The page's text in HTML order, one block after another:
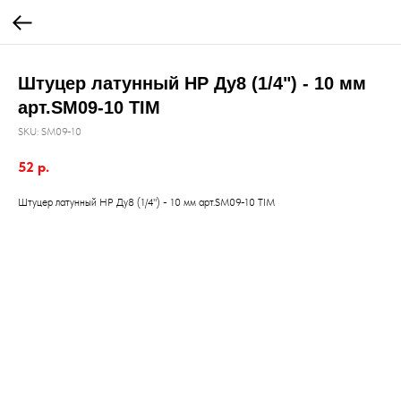
Штуцер латунный НР Ду8 (1/4") - 10 мм
арт.SM09-10 TIM
SKU: SM09-10
52 р.
Штуцер латунный НР Ду8 (1/4") - 10 мм арт.SM09-10 TIM